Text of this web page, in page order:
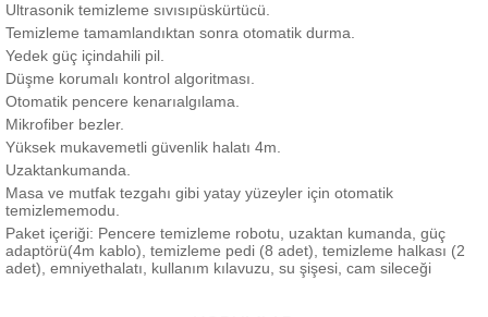
Ultrasonik temizleme sıvısıpüskürtücü.
Temizleme tamamlandıktan sonra otomatik durma.
Yedek güç içindahili pil.
Düşme korumalı kontrol algoritması.
Otomatik pencere kenarıalgılama.
Mikrofiber bezler.
Yüksek mukavemetli güvenlik halatı 4m.
Uzaktankumanda.
Masa ve mutfak tezgahı gibi yatay yüzeyler için otomatik
temizlememodu.
Paket içeriği: Pencere temizleme robotu, uzaktan kumanda, güç
adaptörü(4m kablo), temizleme pedi (8 adet), temizleme halkası (2
adet), emniyethalatı, kullanım kılavuzu, su şişesi, cam sileceği